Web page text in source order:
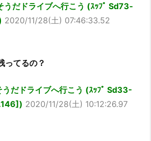
うだドライブへ行こう (ｽｯﾌﾟ Sd73-
2020/11/28(土) 07:46:33.52
ってるの？
うだドライブへ行こう (ｽｯﾌﾟ Sd33-
2020/11/28(土) 10:12:26.97